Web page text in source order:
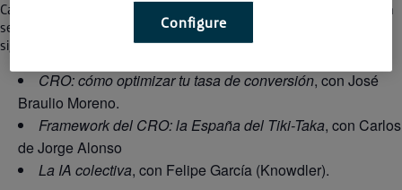
Carlos Ojeda, mentor en La Farola, nos trae la primera entrega de esta
serie de webinars donde analizará junto a diversos expertos los
siguientes aspectos concretos del Marketing Digital:
CRO: cómo optimizar tu tasa de conversión, con José
Braulio Moreno.
Framework del CRO: la España del Tiki-Taka, con Carlos
de Jorge Alonso
La IA colectiva, con Felipe García (Knowdler).
Configure